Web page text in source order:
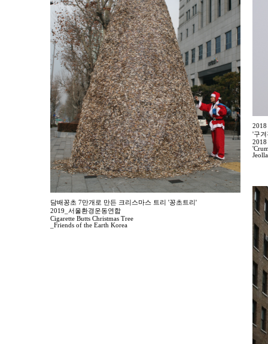
담배꽁초 7만개로 만든 크리스마스 트리 '꽁초트리'
2019_서울환경운동연합
Cigarette Butts Christmas Tree
_Friends of the Earth Korea
'구겨
2018